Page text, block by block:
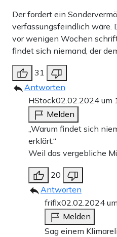
Der fordert ein
verfassungsfeindlich wäre.
vor wenigen Wochen
findet sich niemand, der
31
Antworten
HStock02.02.2024 um
Melden
„Warum findet sich
erklärt.“
Weil das vergebliche
20
Antworten
frifix02.02.2024
Melden
Sag einem